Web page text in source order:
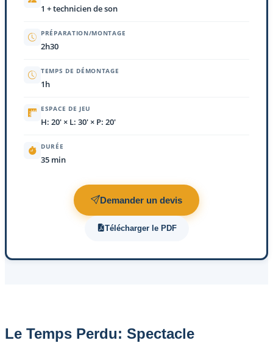
1 + technicien de son
PRÉPARATION/MONTAGE
2h30
TEMPS DE DÉMONTAGE
1h
ESPACE DE JEU
H: 20' × L: 30' × P: 20'
DURÉE
35 min
Demander un devis
Télécharger le PDF
Le Temps Perdu: Spectacle